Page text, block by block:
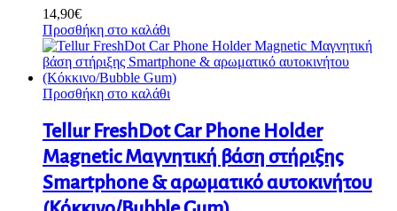
14,90€
Προσθήκη στο καλάθι
Προσθήκη στο καλάθι
Tellur FreshDot Car Phone Holder
Magnetic Μαγνητική βάση στήριξης
Smartphone & αρωματικό αυτοκινήτου